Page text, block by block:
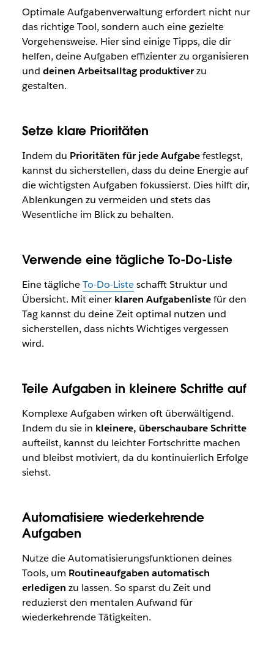
Optimale Aufgabenverwaltung erfordert nicht nur
das richtige Tool, sondern auch eine gezielte
Vorgehensweise. Hier sind einige Tipps, die dir
helfen, deine Aufgaben effizienter zu organisieren
und deinen Arbeitsalltag produktiverzu
gestalten.
Setze klare Prioritäten
Indem du Prioritäten für jede Aufgabefestlegst,
kannst du sicherstellen, dass du deine Energie auf
die wichtigsten Aufgaben fokussierst. Dies hilft dir,
Ablenkungen zu vermeiden und stets das
Wesentliche im Blick zu behalten.
Verwende eine tägliche To-Do-Liste
Eine täglicheTo-Do-Listeschafft Struktur und
Übersicht. Mit einer klaren Aufgabenlistefür den
Tag kannst du deine Zeit optimal nutzen und
sicherstellen, dass nichts Wichtiges vergessen
wird.
Teile Aufgaben in kleinere Schritte auf
Komplexe Aufgaben wirken oft überwältigend.
Indem du sie in kleinere, überschaubare Schritte
aufteilst, kannst du leichter Fortschritte machen
und bleibst motiviert, da du kontinuierlich Erfolge
siehst.
Automatisiere wiederkehrende
Aufgaben
Nutze die Automatisierungsfunktionen deines
Tools, um Routineaufgaben automatisch
erledigen zu lassen. So sparst du Zeit und
reduzierst den mentalen Aufwand für
wiederkehrende Tätigkeiten.